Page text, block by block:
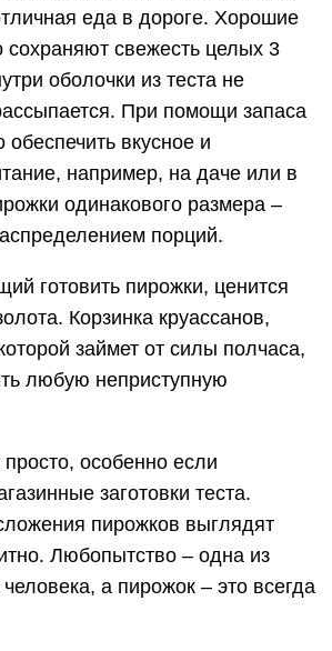
еда в дороге. Хорошие
сохраняют свежесть целых 3
оболочки из теста не
При помощи запаса
вкусное и
например, на даче или в
одинакового размера –
порций.
готовить пирожки, ценится
Корзинка круассанов,
займет от силы полчаса,
любую неприступную
особенно если
заготовки теста.
пирожков выглядят
Любопытство – одна из
а пирожок – это всегда